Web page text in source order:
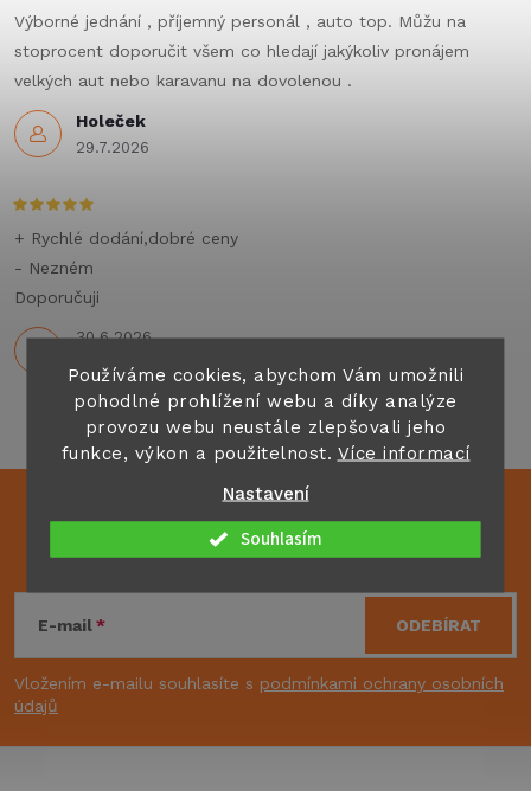
Používáme cookies, abychom Vám umožnili
pohodlné prohlížení webu a díky analýze
provozu webu neustále zlepšovali jeho
funkce, výkon a použitelnost. Více informací
Nastavení
Souhlasím
Holeček
29.7.2026
Výborné jednání , příjemný personál , auto top. Můžu na
stoprocent doporučit všem co hledají jakýkoliv pronájem
velkých aut nebo karavanu na dovolenou .
30.6.2026
+ Rychlé dodání,dobré ceny
- Nezném
Doporučuji
p
a
Mějte přehled o novinkách
a slevách
E-mail
Vložením e-mailu souhlasíte s podmínkami ochrany osobních
údajů
ODEBÍRAT